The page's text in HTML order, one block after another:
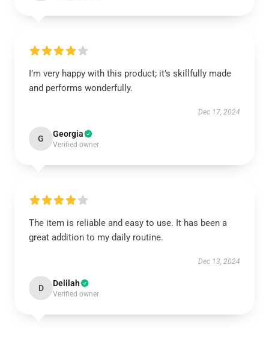
I’m very happy with this product; it’s skillfully made
and performs wonderfully.
Dec 17, 2024
G Georgia
Verified owner
The item is reliable and easy to use. It has been a
great addition to my daily routine.
Dec 13, 2024
D Delilah
Verified owner